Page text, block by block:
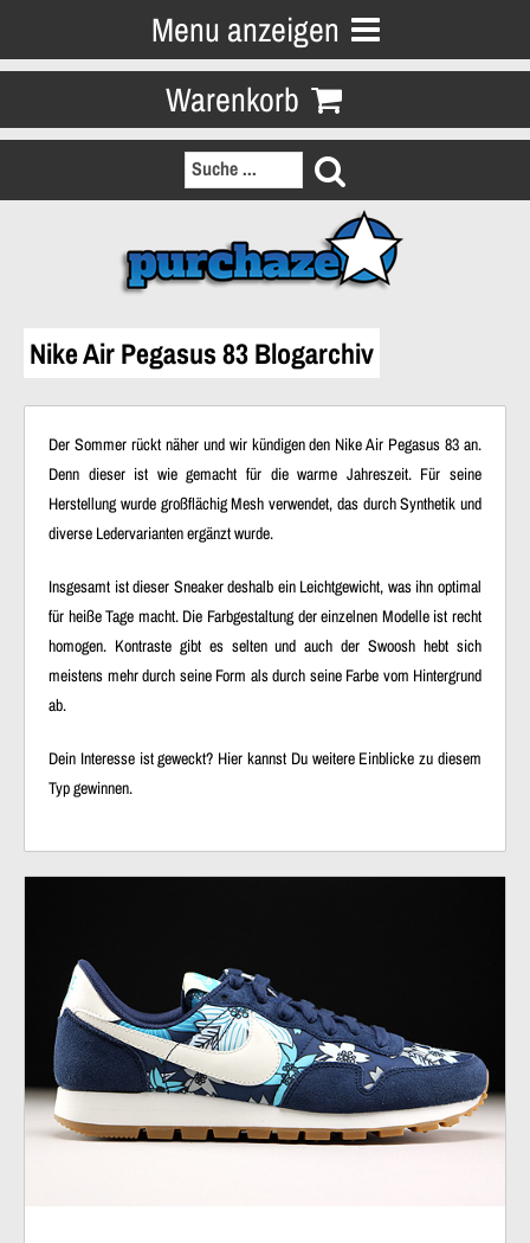
Menu anzeigen
Warenkorb
Nike Air Pegasus 83 Blogarchiv
Der Sommer rückt näher und wir kündigen den Nike Air Pegasus 83 an.
Denn dieser ist wie gemacht für die warme Jahreszeit. Für seine
Herstellung wurde großflächig Mesh verwendet, das durch Synthetik und
diverse Ledervarianten ergänzt wurde.
Insgesamt ist dieser Sneaker deshalb ein Leichtgewicht, was ihn optimal
für heiße Tage macht. Die Farbgestaltung der einzelnen Modelle ist recht
homogen. Kontraste gibt es selten und auch der Swoosh hebt sich
meistens mehr durch seine Form als durch seine Farbe vom Hintergrund
ab.
Dein Interesse ist geweckt? Hier kannst Du weitere Einblicke zu diesem
Typ gewinnen.